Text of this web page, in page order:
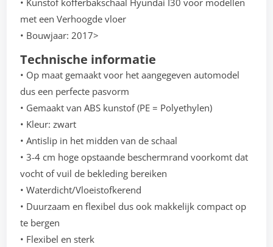
• Kunstof kofferbakschaal Hyundai I30 voor modellen
met een Verhoogde vloer
• Bouwjaar: 2017>
Technische informatie
• Op maat gemaakt voor het aangegeven automodel
dus een perfecte pasvorm
• Gemaakt van ABS kunstof (PE = Polyethylen)
• Kleur: zwart
• Antislip in het midden van de schaal
• 3-4 cm hoge opstaande beschermrand voorkomt dat
vocht of vuil de bekleding bereiken
• Waterdicht/Vloeistofkerend
• Duurzaam en flexibel dus ook makkelijk compact op
te bergen
• Flexibel en sterk